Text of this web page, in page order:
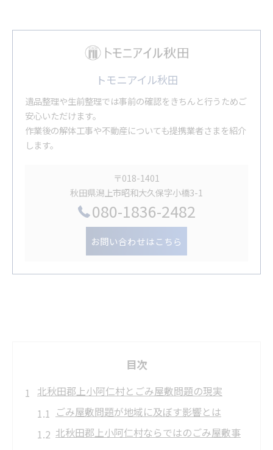
トモニアイル秋田
遺品整理や生前整理では事前の確認をきちんと行うためご
安心いただけます。
作業後の解体工事や不動産についても提携業者さまを紹介
します。
〒018-1401
秋田県潟上市昭和大久保字小橋3-1
080-1836-2482
お問い合わせはこちら
目次
北秋田郡上小阿仁村とごみ屋敷問題の現実
ごみ屋敷問題が地域に及ぼす影響とは
北秋田郡上小阿仁村ならではのごみ屋敷事